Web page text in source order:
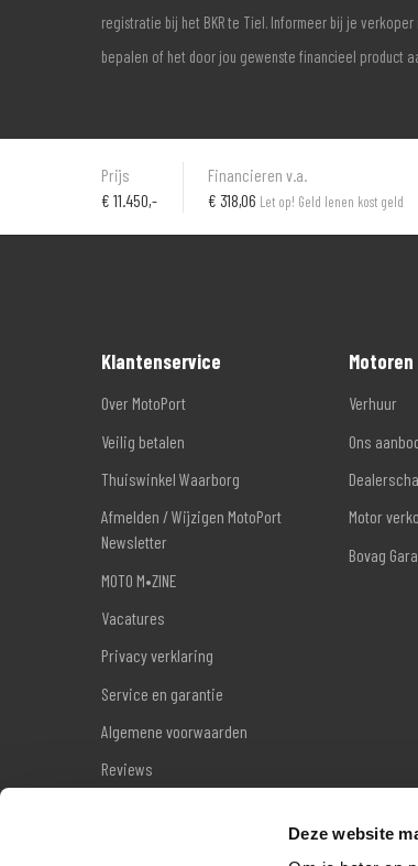
Deze website
registratie bij het BKR te Tiel. Informeer bij je
bepalen of het door jou gewenste financieel product
Prijs
€ 11.450,-
Financieren v.a.
€ 318,06 Let op! Geld lenen kost geld
Klantenservice
Over MotoPort
Veilig betalen
Thuiswinkel Waarborg
Afmelden / Wijzigen MotoPort
Newsletter
MOTO M•ZINE
Vacatures
Privacy verklaring
Service en garantie
Algemene voorwaarden
Reviews
Motoren
Verhuur
Ons
Motor
Bovag